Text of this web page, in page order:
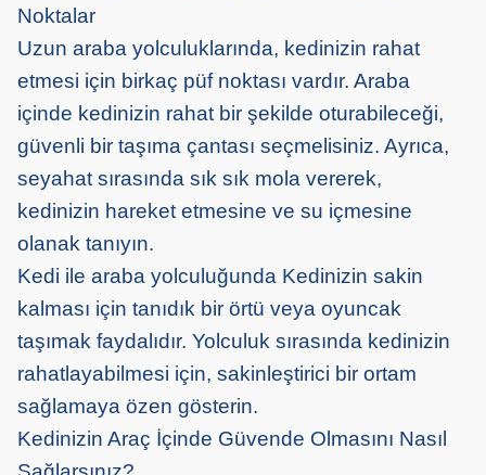
Noktalar
Uzun araba yolculuklarında, kedinizin rahat
etmesi için birkaç püf noktası vardır. Araba
içinde kedinizin rahat bir şekilde oturabileceği,
güvenli bir taşıma çantası seçmelisiniz. Ayrıca,
seyahat sırasında sık sık mola vererek,
kedinizin hareket etmesine ve su içmesine
olanak tanıyın.
Kedi ile araba yolculuğunda Kedinizin sakin
kalması için tanıdık bir örtü veya oyuncak
taşımak faydalıdır. Yolculuk sırasında kedinizin
rahatlayabilmesi için, sakinleştirici bir ortam
sağlamaya özen gösterin.
Kedinizin Araç İçinde Güvende Olmasını Nasıl